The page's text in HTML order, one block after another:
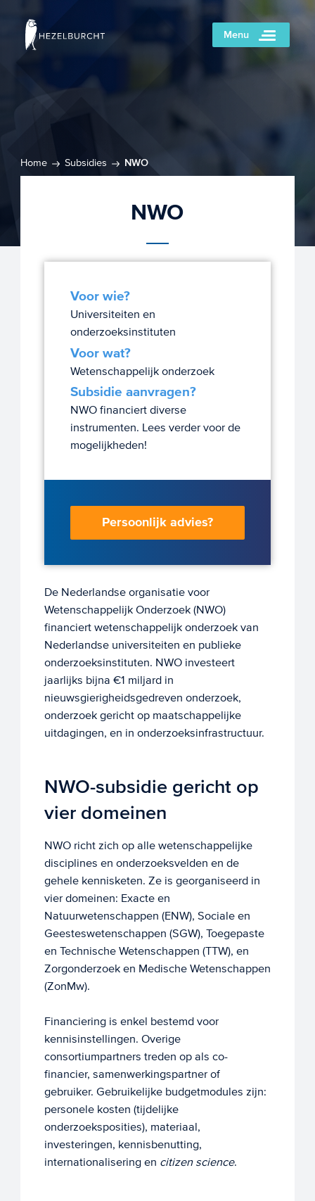
Menu
Home Subsidies NWO
NWO
Voor wie?
Universiteiten en
onderzoeksinstituten
Voor wat?
Wetenschappelijk onderzoek
Subsidie aanvragen?
NWO financiert diverse
instrumenten. Lees verder voor de
mogelijkheden!
Persoonlijk advies?
De Nederlandse organisatie voor
Wetenschappelijk Onderzoek (NWO)
financiert wetenschappelijk onderzoek van
Nederlandse universiteiten en publieke
onderzoeksinstituten. NWO investeert
jaarlijks bijna €1 miljard in
nieuwsgierigheidsgedreven onderzoek,
onderzoek gericht op maatschappelijke
uitdagingen, en in onderzoeksinfrastructuur.
NWO-subsidie gericht op
vier domeinen
NWO richt zich op alle wetenschappelijke
disciplines en onderzoeksvelden en de
gehele kennisketen. Ze is georganiseerd in
vier domeinen: Exacte en
Natuurwetenschappen (ENW), Sociale en
Geesteswetenschappen (SGW), Toegepaste
en Technische Wetenschappen (TTW), en
Zorgonderzoek en Medische Wetenschappen
(ZonMw).
Financiering is enkel bestemd voor
kennisinstellingen. Overige
consortiumpartners treden op als co-
financier, samenwerkingspartner of
gebruiker. Gebruikelijke budgetmodules zijn:
personele kosten (tijdelijke
onderzoeksposities), materiaal,
investeringen, kennisbenutting,
internationalisering en citizen science.